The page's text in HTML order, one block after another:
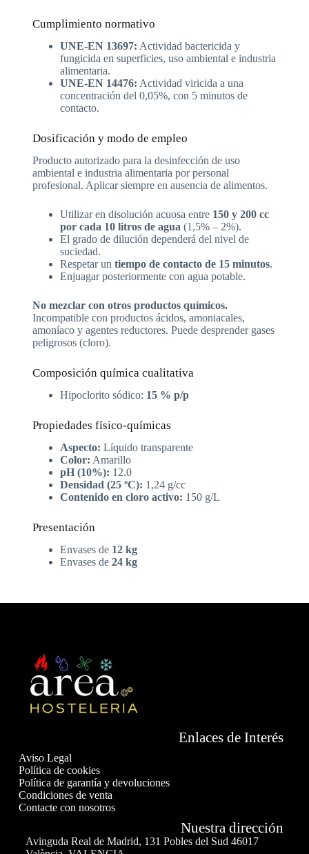
Cumplimiento normativo
UNE-EN 13697: Actividad bactericida y
fungicida en superficies, uso ambiental e industria
alimentaria.
UNE-EN 14476: Actividad viricida a una
concentración del 0,05%, con 5 minutos de
contacto.
Dosificación y modo de empleo
Producto autorizado para la desinfección de uso
ambiental e industria alimentaria por personal
profesional. Aplicar siempre en ausencia de alimentos.
Utilizar en disolución acuosa entre 150 y 200 cc
por cada 10 litros de agua (1,5% – 2%).
El grado de dilución dependerá del nivel de
suciedad.
Respetar un tiempo de contacto de 15 minutos.
Enjuagar posteriormente con agua potable.
No mezclar con otros productos químicos.
Incompatible con productos ácidos, amoniacales,
amoníaco y agentes reductores. Puede desprender gases
peligrosos (cloro).
Composición química cualitativa
Hipoclorito sódico: 15 % p/p
Propiedades físico-químicas
Aspecto: Líquido transparente
Color: Amarillo
pH (10%): 12.0
Densidad (25 ºC): 1,24 g/cc
Contenido en cloro activo: 150 g/L
Presentación
Envases de 12 kg
Envases de 24 kg
Enlaces de Interés
Aviso Legal
Política de cookies
Política de garantía y devoluciones
Condiciones de venta
Contacte con nosotros
Nuestra dirección
Avinguda Real de Madrid, 131 Pobles del Sud 46017